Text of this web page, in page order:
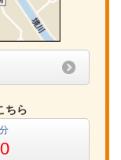
ちら